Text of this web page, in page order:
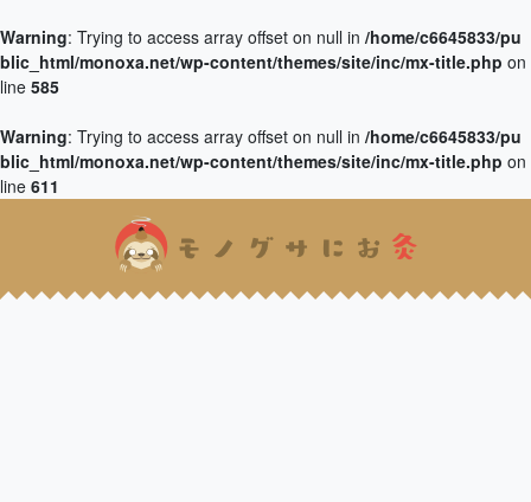
Warning: Trying to access array offset on null in /home/c6645833/pu
blic_html/monoxa.net/wp-content/themes/site/inc/mx-title.php on
line 585
Warning: Trying to access array offset on null in /home/c6645833/pu
blic_html/monoxa.net/wp-content/themes/site/inc/mx-title.php on
line 611